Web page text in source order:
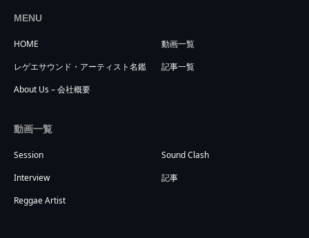
MENU
HOME
動画一覧
レゲエサウンド・アーティスト名鑑
記事一覧
About Us – 会社概要
動画一覧
Session
Sound Clash
Interview
記事
Reggae Artist